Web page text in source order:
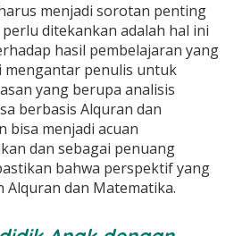
menjadi sorotan penting
ditekankan adalah hal ini
hasil pembelajaran yang
mengantar penulis untuk
yang berupa analisis
berbasis Alquran dan
bisa menjadi acuan
dan sebagai penuang
bahwa perspektif yang
Alquran dan Matematika.